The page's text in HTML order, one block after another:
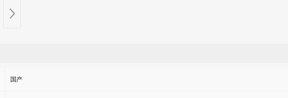
国产